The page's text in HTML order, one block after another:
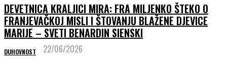
DEVETNICA KRALJICI MIRA: FRA MILJENKO ŠTEKO O
FRANJEVAČKOJ MISLI I ŠTOVANJU BLAŽENE DJEVICE
MARIJE – SVETI BENARDIN SIENSKI
DUHOVNOST 22/06/2026